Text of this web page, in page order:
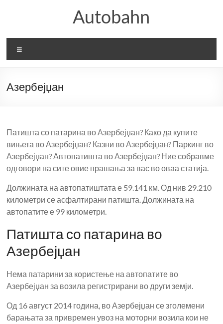
Autobahn
Азербејџан
Патишта со патарина во Азербејџан? Како да купите
вињета во Азербејџан? Казни во Азербејџан? Паркинг во
Азербејџан? Автопатишта во Азербејџан? Ние собравме
одговори на сите овие прашања за вас во оваа статија.
Должината на автопатиштата е 59.141 км. Од нив 29.210
километри се асфалтирани патишта. Должината на
автопатите е 99 километри.
Патишта со патарина во
Азербејџан
Нема патарини за користење на автопатите во
Азербејџан за возила регистрирани во други земји.
Од 16 август 2014 година, во Азербејџан се зголемени
барањата за привремен увоз на моторни возила кои не